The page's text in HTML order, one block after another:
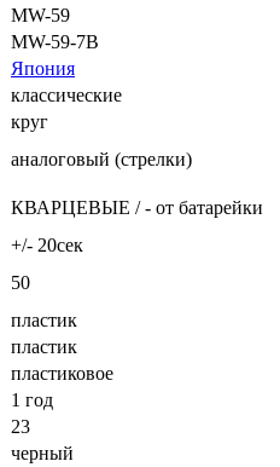
MW-59
MW-59-7B
Япония
классические
круг
аналоговый (стрелки)
КВАРЦЕВЫЕ / - от батарейки
+/- 20сек
50
пластик
пластик
пластиковое
1 год
23
черный